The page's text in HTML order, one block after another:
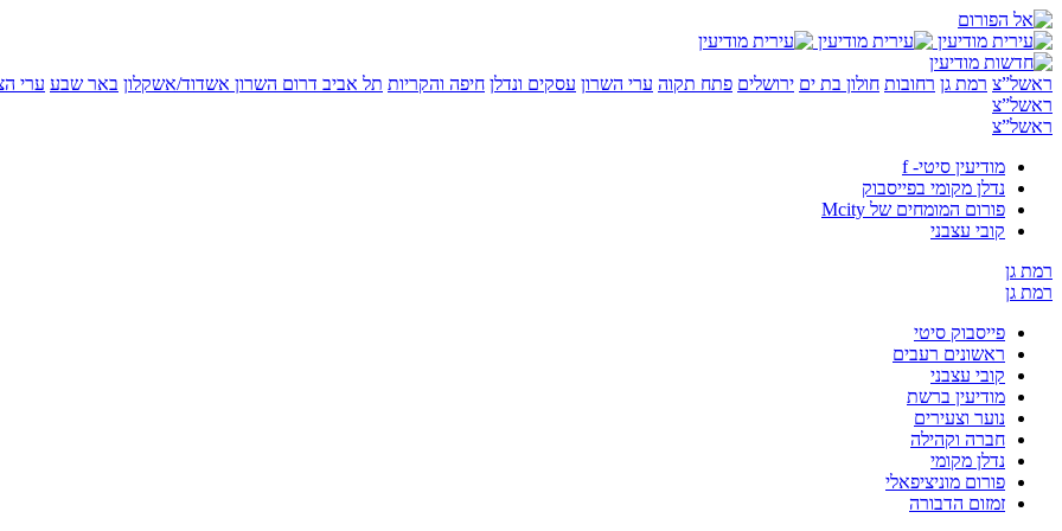
ראשל”צ רמת גן רחובות חולון בת ים ירושלים פתח תקוה ערי השרון עסקים ונדלן חיפה והקריות תל אביב דרום השרון אשדוד/אשקלון באר שבע ערי
ראשל”צ
ראשל”צ
מודיעין סיטי- f
נדלן מקומי בפייסבוק
פורום המומחים של Mcity
קובי עצבני
רמת גן
רמת גן
פייסבוק סיטי
ראשונים רעבים
קובי עצבני
מודיעין ברשת
נוער וצעירים
חברה וקהילה
נדלן מקומי
פורום מוניציפאלי
זמזום הדבורה